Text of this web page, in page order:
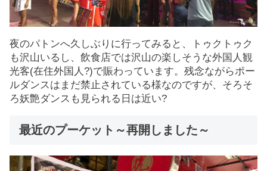
夜のパトンへ久しぶりに行ってみると、トゥクトゥク
も沢山いるし、飲食店では沢山の楽しそうな外国人観
光客(在住外国人?)で賑わっています。残念ながらポー
ルダンスはまだ禁止されている様なのですが、そろそ
ろ妖艶ダンスも見られる日は近い?
最近のプーケット～再開しました～